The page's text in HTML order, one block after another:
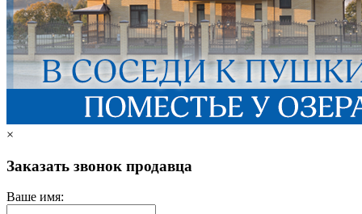
×
Заказать звонок продавца
Ваше имя: